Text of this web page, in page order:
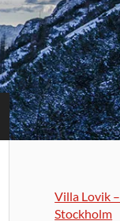
Villa Lovik
Stockholm